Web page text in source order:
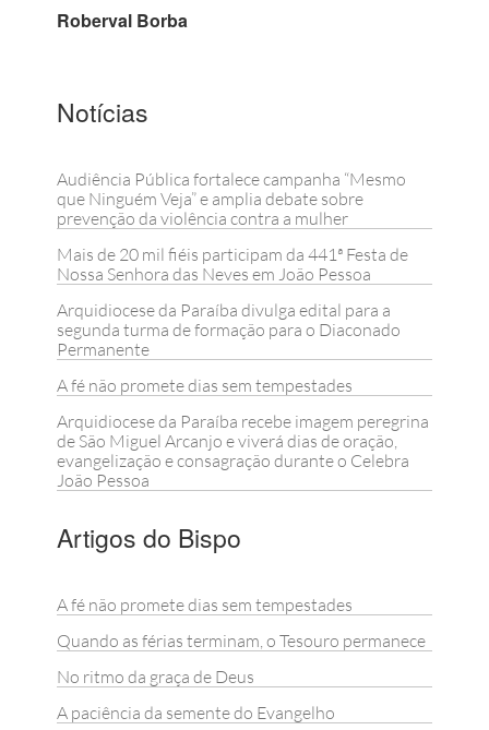
Roberval Borba
Notícias
Audiência Pública fortalece campanha “Mesmo
que Ninguém Veja” e amplia debate sobre
prevenção da violência contra a mulher
Mais de 20 mil fiéis participam da 441ª Festa de
Nossa Senhora das Neves em João Pessoa
Arquidiocese da Paraíba divulga edital para a
segunda turma de formação para o Diaconado
Permanente
A fé não promete dias sem tempestades
Arquidiocese da Paraíba recebe imagem peregrina
de São Miguel Arcanjo e viverá dias de oração,
evangelização e consagração durante o Celebra
João Pessoa
Artigos do Bispo
A fé não promete dias sem tempestades
Quando as férias terminam, o Tesouro permanece
No ritmo da graça de Deus
A paciência da semente do Evangelho